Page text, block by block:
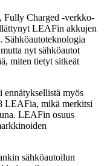
Fully Charged -verkko-
LEAFin akkujen
Sähköautoteknologia
nyt sähköautot
miten tietyt sitkeät
myös
LEAFia, mikä merkitsi
LEAFin osuus
sähköautoilun